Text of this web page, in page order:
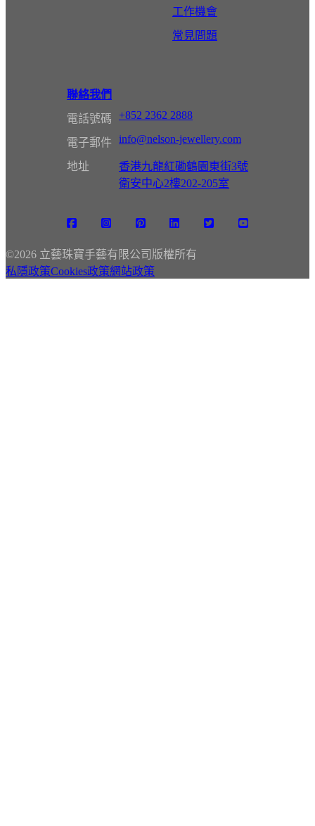
工作機會
常見問題
聯絡我們
電話號碼
+852 2362 2888
電子郵件 info@nelson-jewellery.com
地址
香港九龍紅磡鶴園東街3號
衛安中心2樓202-205室
©2026 立藝珠寶手藝有限公司版權所有
私隱政策Cookies政策網站政策